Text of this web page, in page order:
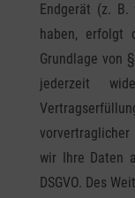
Endgerät (z. B.
haben, erfolgt
Grundlage von
jederzeit
wir Ihre Daten
DSGVO. Des